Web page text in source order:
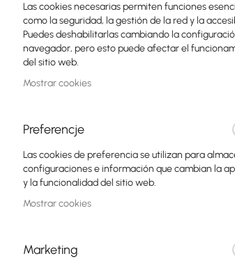
product
list
Mikrotik
WiFi
Antenas
Switch
Puntos de Acceso
Cables Coaxiales
la
Las cookies necesarias permiten funciones
como la seguridad, la gestión de la red y la
Puedes deshabilitarlas cambiando la
navegador, pero esto puede afectar el
del sitio web.
Mostrar cookies
Preferencje
Las cookies de preferencia se utilizan para
configuraciones e información que cambian la
y la funcionalidad del sitio web.
Mostrar cookies
Marketing